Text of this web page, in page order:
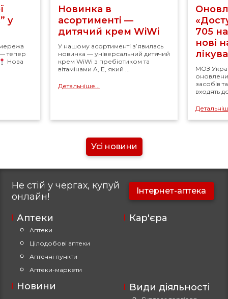
у
тепер
Нова
Новинка в
асортименті —
дитячий крем WiWi
У нашому асортименті з’явилась
новинка — універсальний дитячий
крем WiWi з пребіотиком та
вітамінами A, E, який ...
Детальніше...
705
нові
МОЗ
засобів
входять
Усі новини
Не стій у чергах, купуй
онлайн!
Інтернет-аптека
Аптеки
Аптеки
Цілодобові аптеки
Аптечні пункти
Аптеки-маркети
Види діяльності
Новини
Кар'єра